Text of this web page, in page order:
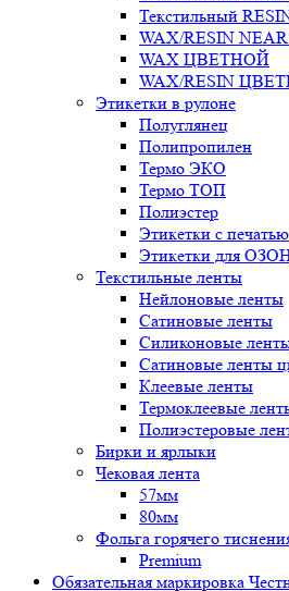
Текстильный
WAX/RESIN
WAX ЦВЕТНОЙ
WAX/RESIN
Этикетки в рулоне
Полуглянец
Полипропилен
Термо ЭКО
Термо ТОП
Полиэстер
Этикетки с печатью
Этикетки для
Текстильные ленты
Нейлоновые ленты
Сатиновые ленты
Силиконовые
Сатиновые ленты
Клеевые ленты
Термоклеевые
Полиэстеровые
Бирки и ярлыки
Чековая лента
57мм
80мм
Фольга горячего
Premium
Обязательная маркировка